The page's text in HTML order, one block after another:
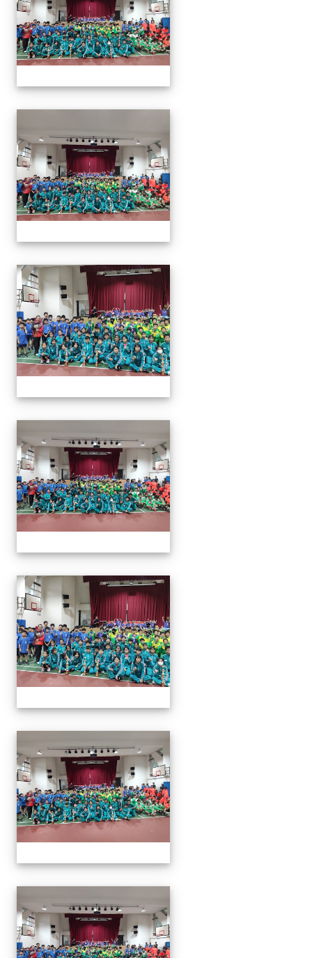
113年全國北區師生盃巧固
113年全國北區師生盃巧固
113年全國北區師生盃巧固
113年全國北區師生盃巧固
113年全國北區師生盃巧固
113年全國北區師生盃巧固